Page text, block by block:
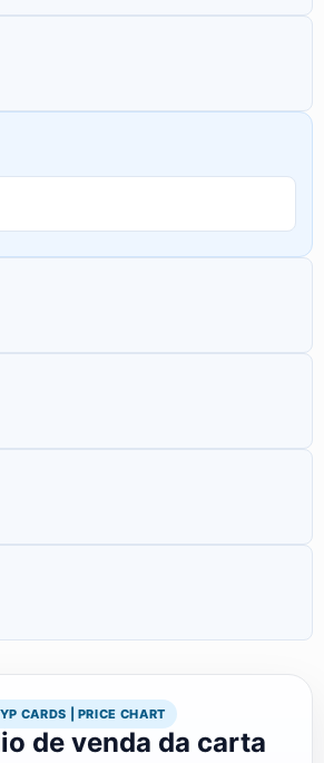
CARDS | PRICE CHART
de venda da carta